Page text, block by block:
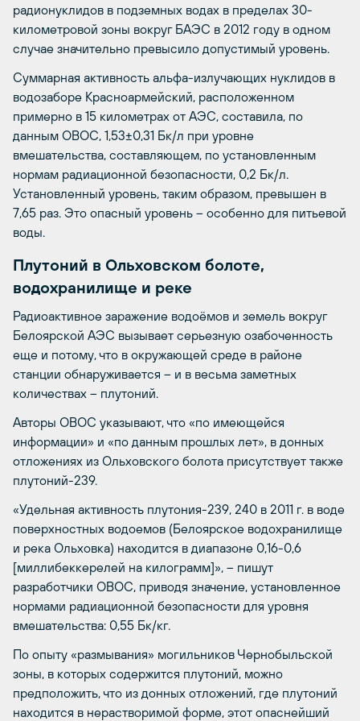
радионуклидов в подземных водах в пределах 30-
километровой зоны вокруг БАЭС в 2012 году в одном
случае значительно превысило допустимый уровень.
Суммарная активность альфа-излучающих нуклидов в
водозаборе Красноармейский, расположенном
примерно в 15 километрах от АЭС, составила, по
данным ОВОС, 1,53±0,31 Бк/л при уровне
вмешательства, составляющем, по установленным
нормам радиационной безопасности, 0,2 Бк/л.
Установленный уровень, таким образом, превышен в
7,65 раз. Это опасный уровень – особенно для питьевой
воды.
Плутоний в Ольховском болоте,
водохранилище и реке
Радиоактивное заражение водоёмов и земель вокруг
Белоярской АЭС вызывает серьезную озабоченность
еще и потому, что в окружающей среде в районе
станции обнаруживается – и в весьма заметных
количествах – плутоний.
Авторы ОВОС указывают, что «по имеющейся
информации» и «по данным прошлых лет», в донных
отложениях из Ольховского болота присутствует также
плутоний-239.
«Удельная активность плутония-239, 240 в 2011 г. в воде
поверхностных водоемов (Белоярское водохранилище
и река Ольховка) находится в диапазоне 0,16-0,6
[миллибеккерелей на килограмм]», – пишут
разработчики ОВОС, приводя значение, установленное
нормами радиационной безопасности для уровня
вмешательства: 0,55 Бк/кг.
По опыту «размывания» могильников Чернобыльской
зоны, в которых содержится плутоний, можно
предположить, что из донных отложений, где плутоний
находится в нерастворимой форме, этот опаснейший